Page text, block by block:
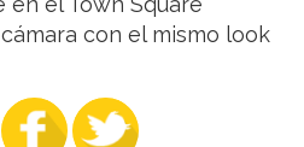
con el mismo look